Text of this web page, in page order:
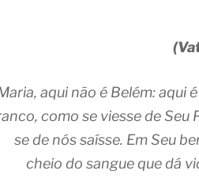
aqui não é Belém: aqui
como se viesse de Seu
se de nós saísse. Em Seu
cheio do sangue que dá